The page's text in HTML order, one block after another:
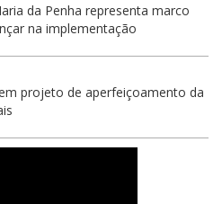
da Penha representa marco
na implementação
projeto de aperfeiçoamento da